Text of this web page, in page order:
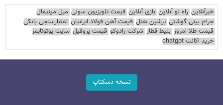
خبرآنلاین راه نو آنلاین بازی آنلاین قیمت تلویزیون سونی مبل مینیمال
جراح بینی گوشتی پرشین هتل قیمت آهن فولاد ایرانیان اعتبارسنجی بانکی
قیمت طلا امروز بلیط قطار شرکت رادوکو قیمت پروفیل سایت یوتوتایمز
خرید اکانت chatgpt
نسخه دسکتاپ